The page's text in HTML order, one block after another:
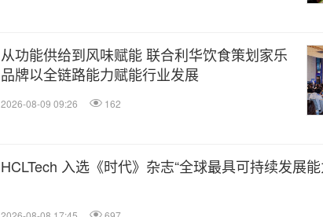
从功能供给到风味赋能 联合利华饮食策划家乐
品牌以全链路能力赋能行业发展
2026-08-09 09:26 162
HCLTech 入选《时代》杂志“全球最具可持续发展